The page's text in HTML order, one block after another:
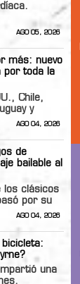
AGO 05, 2026
más: nuevo
por toda la
Chile,
y
AGO 04, 2026
de
bailable al
los clásicos
por su
AGO 04, 2026
una